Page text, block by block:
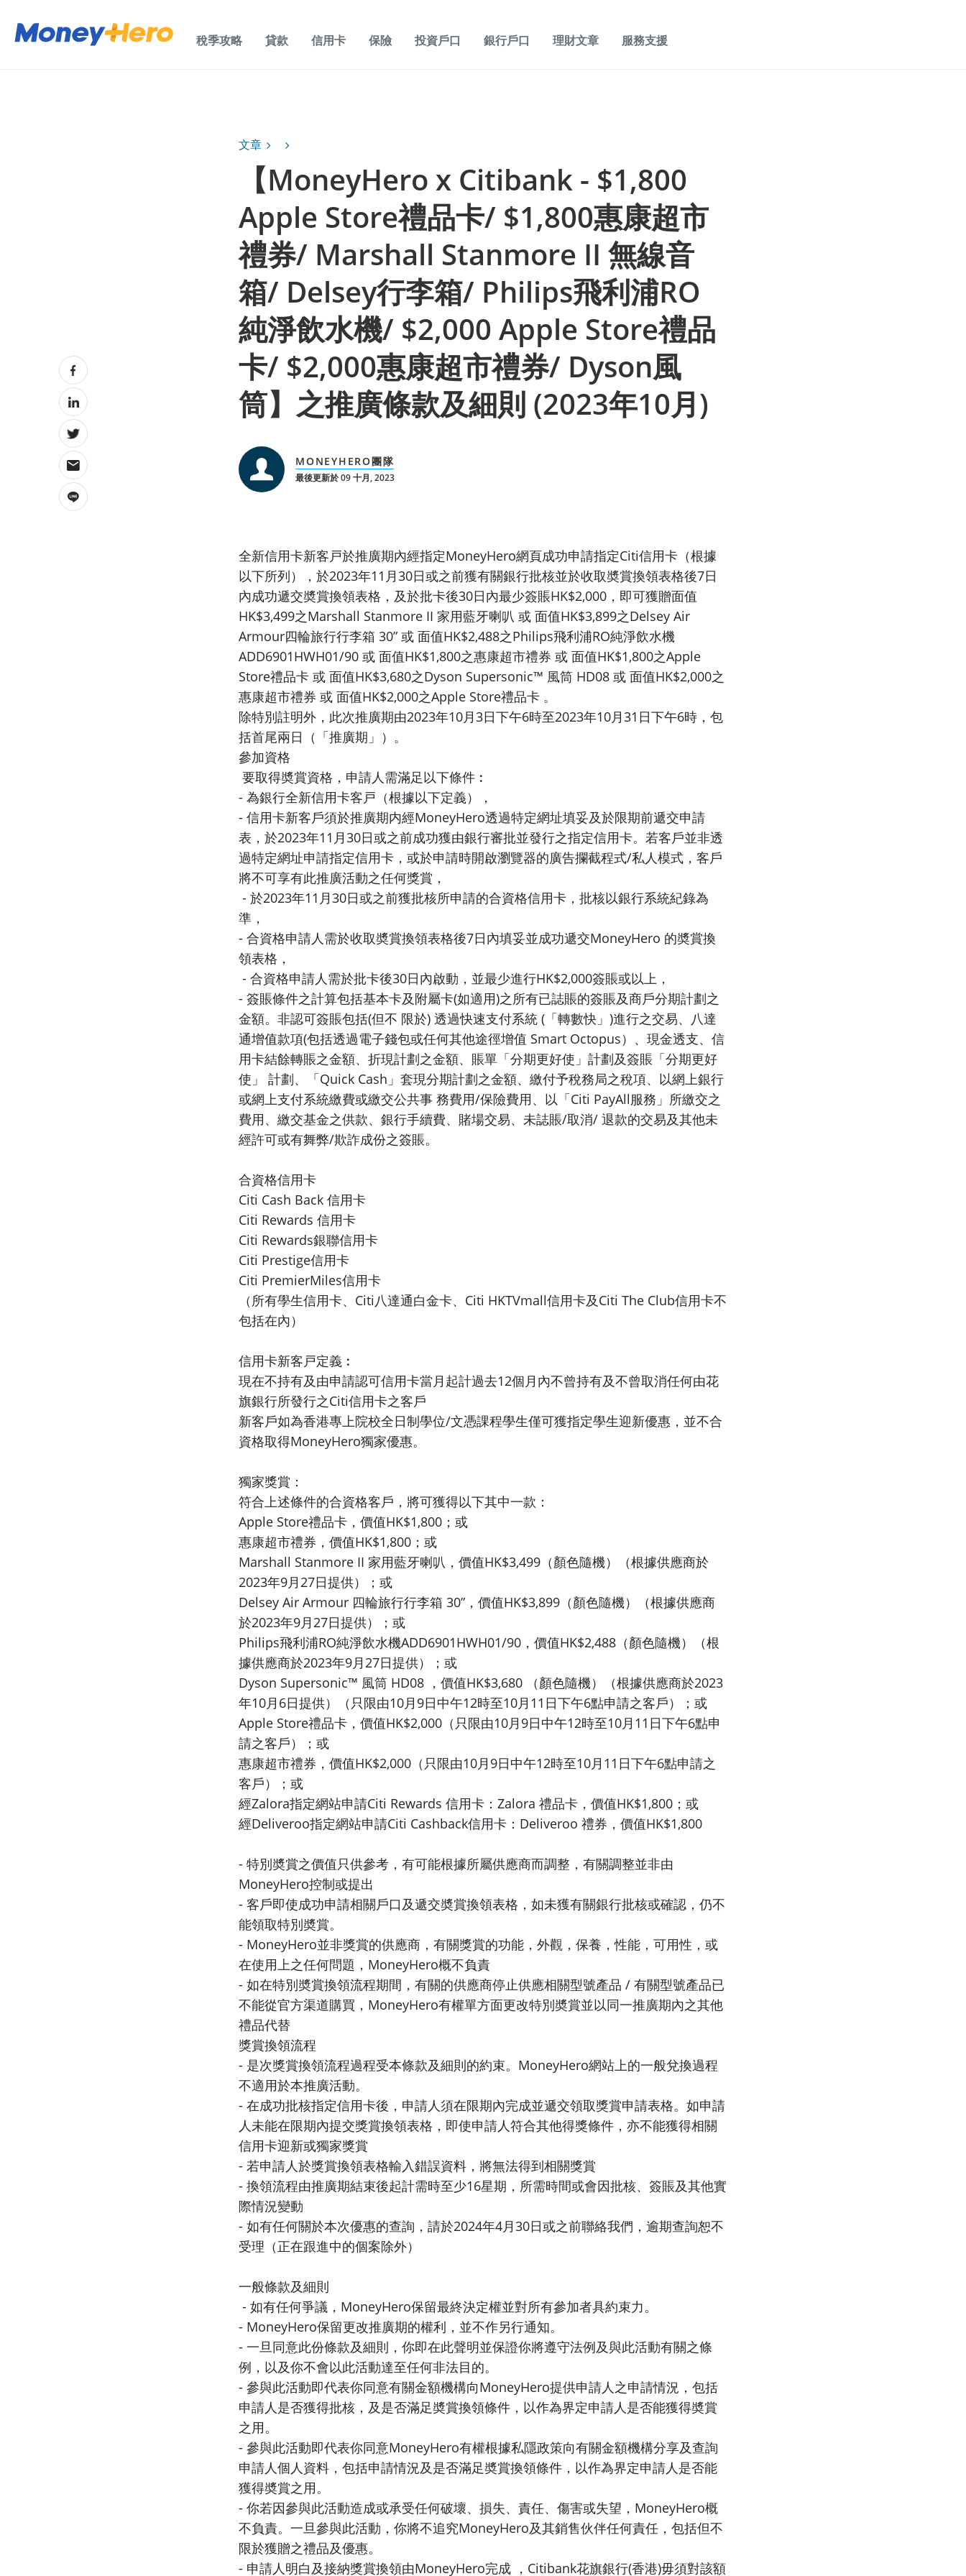
稅季攻略 貸款 信用卡 保險 投資戶口 銀行戶口 理財文章 服務支援
文章
【MoneyHero x Citibank - $1,800
Apple Store禮品卡/ $1,800惠康超市
禮券/ Marshall Stanmore II 無線音
箱/ Delsey行李箱/ Philips飛利浦RO
純淨飲水機/ $2,000 Apple Store禮品
卡/ $2,000惠康超市禮券/ Dyson風
筒】之推廣條款及細則 (2023年10月)
MONEYHERO團隊
最後更新於 09 十月, 2023
全新信用卡新客戸於推廣期內經指定MoneyHero網頁成功申請指定Citi信用卡（根據
以下所列），於2023年11月30日或之前獲有關銀行批核並於收取奬賞換領表格後7日
內成功遞交奬賞換領表格，及於批卡後30日內最少簽賬HK$2,000，即可獲贈面值
HK$3,499之Marshall Stanmore II 家用藍牙喇叭 或 面值HK$3,899之Delsey Air
Armour四輪旅行行李箱 30” 或 面值HK$2,488之Philips飛利浦RO純淨飲水機
ADD6901HWH01/90 或 面值HK$1,800之惠康超市禮券 或 面值HK$1,800之Apple
Store禮品卡 或 面值HK$3,680之Dyson Supersonic™ 風筒 HD08 或 面值HK$2,000之
惠康超市禮券 或 面值HK$2,000之Apple Store禮品卡 。
除特別註明外，此次推廣期由2023年10月3日下午6時至2023年10月31日下午6時，包
括首尾兩日（「推廣期」）。
參加資格
要取得奬賞資格，申請人需滿足以下條件︰
- 為銀行全新信用卡客戸（根據以下定義），
- 信用卡新客戶須於推廣期内經MoneyHero透過特定網址填妥及於限期前遞交申請
表，於2023年11月30日或之前成功獲由銀行審批並發行之指定信用卡。若客戶並非透
過特定網址申請指定信用卡，或於申請時開啟瀏覽器的廣告攔截程式/私人模式，客戶
將不可享有此推廣活動之任何獎賞，
- 於2023年11月30日或之前獲批核所申請的合資格信用卡，批核以銀行系統紀錄為
準，
- 合資格申請人需於收取奬賞換領表格後7日內填妥並成功遞交MoneyHero 的奬賞換
領表格，
- 合資格申請人需於批卡後30日內啟動，並最少進行HK$2,000簽賬或以上，
- 簽賬條件之計算包括基本卡及附屬卡(如適用)之所有已誌賬的簽賬及商戶分期計劃之
金額。非認可簽賬包括(但不 限於) 透過快速支付系統 (「轉數快」)進行之交易、八達
通增值款項(包括透過電子錢包或任何其他途徑增值 Smart Octopus）、現金透支、信
用卡結餘轉賬之金額、折現計劃之金額、賬單「分期更好使」計劃及簽賬「分期更好
使」 計劃、「Quick Cash」套現分期計劃之金額、繳付予稅務局之稅項、以網上銀行
或網上支付系統繳費或繳交公共事 務費用/保險費用、以「Citi PayAll服務」所繳交之
費用、繳交基金之供款、銀行手續費、賭場交易、未誌賬/取消/ 退款的交易及其他未
經許可或有舞弊/欺詐成份之簽賬。
合資格信用卡
Citi Cash Back 信用卡
Citi Rewards 信用卡
Citi Rewards銀聯信用卡
Citi Prestige信用卡
Citi PremierMiles信用卡
（所有學生信用卡、Citi八達通白金卡、Citi HKTVmall信用卡及Citi The Club信用卡不
包括在內）
信用卡新客戸定義︰
現在不持有及由申請認可信用卡當月起計過去12個月內不曾持有及不曾取消任何由花
旗銀行所發行之Citi信用卡之客戶
新客戶如為香港專上院校全日制學位/文憑課程學生僅可獲指定學生迎新優惠，並不合
資格取得MoneyHero獨家優惠。
獨家獎賞：
符合上述條件的合資格客戶，將可獲得以下其中一款：
Apple Store禮品卡，價值HK$1,800；或
惠康超市禮券，價值HK$1,800；或
Marshall Stanmore II 家用藍牙喇叭，價值HK$3,499（顏色隨機）（根據供應商於
2023年9月27日提供）；或
Delsey Air Armour 四輪旅行行李箱 30”，價值HK$3,899（顏色隨機）（根據供應商
於2023年9月27日提供）；或
Philips飛利浦RO純淨飲水機ADD6901HWH01/90，價值HK$2,488（顏色隨機）（根
據供應商於2023年9月27日提供）；或
Dyson Supersonic™ 風筒 HD08 ，價值HK$3,680 （顏色隨機）（根據供應商於2023
年10月6日提供）（只限由10月9日中午12時至10月11日下午6點申請之客戶）；或
Apple Store禮品卡，價值HK$2,000（只限由10月9日中午12時至10月11日下午6點申
請之客戶）；或
惠康超市禮券，價值HK$2,000（只限由10月9日中午12時至10月11日下午6點申請之
客戶）；或
經Zalora指定網站申請Citi Rewards 信用卡：Zalora 禮品卡，價值HK$1,800；或
經Deliveroo指定網站申請Citi Cashback信用卡：Deliveroo 禮券，價值HK$1,800
- 特別奬賞之價值只供參考，有可能根據所屬供應商而調整，有關調整並非由
MoneyHero控制或提出
- 客戶即使成功申請相關戶口及遞交奬賞換領表格，如未獲有關銀行批核或確認，仍不
能領取特別奬賞。
- MoneyHero並非獎賞的供應商，有關獎賞的功能，外觀，保養，性能，可用性，或
在使用上之任何問題，MoneyHero概不負責
- 如在特別奬賞換領流程期間，有關的供應商停止供應相關型號產品 / 有關型號產品已
不能從官方渠道購買，MoneyHero有權單方面更改特別奬賞並以同一推廣期內之其他
禮品代替
獎賞換領流程
- 是次獎賞換領流程過程受本條款及細則的約束。MoneyHero網站上的一般兌換過程
不適用於本推廣活動。
- 在成功批核指定信用卡後，申請人須在限期內完成並遞交領取獎賞申請表格。如申請
人未能在限期內提交獎賞換領表格，即使申請人符合其他得獎條件，亦不能獲得相關
信用卡迎新或獨家獎賞
- 若申請人於獎賞換領表格輸入錯誤資料，將無法得到相關獎賞
- 換領流程由推廣期結束後起計需時至少16星期，所需時間或會因批核、簽賬及其他實
際情況變動
- 如有任何關於本次優惠的查詢，請於2024年4月30日或之前聯絡我們，逾期查詢恕不
受理（正在跟進中的個案除外）
一般條款及細則
- 如有任何爭議，MoneyHero保留最終決定權並對所有參加者具約束力。
- MoneyHero保留更改推廣期的權利，並不作另行通知。
- 一旦同意此份條款及細則，你即在此聲明並保證你將遵守法例及與此活動有關之條
例，以及你不會以此活動達至任何非法目的。
- 參與此活動即代表你同意有關金額機構向MoneyHero提供申請人之申請情況，包括
申請人是否獲得批核，及是否滿足奬賞換領條件，以作為界定申請人是否能獲得奬賞
之用。
- 參與此活動即代表你同意MoneyHero有權根據私隱政策向有關金額機構分享及查詢
申請人個人資料，包括申請情況及是否滿足奬賞換領條件，以作為界定申請人是否能
獲得奬賞之用。
- 你若因參與此活動造成或承受任何破壞、損失、責任、傷害或失望，MoneyHero概
不負責。一旦參與此活動，你將不追究MoneyHero及其銷售伙伴任何責任，包括但不
限於獲贈之禮品及優惠。
- 申請人明白及接納獎賞換領由MoneyHero完成 ，Citibank花旗銀行(香港)毋須對該額